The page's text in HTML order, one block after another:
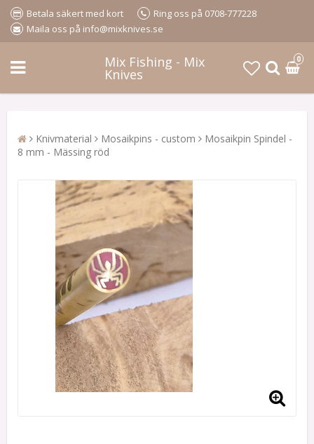
Betala säkert med kort
Ring oss på 0708-777228
Maila oss på info@mixknives.se
Mix Fishing - Mix
Knives
0
Knivmaterial Mosaikpins - custom
Mosaikpin Spindel -
8 mm - Mässing röd